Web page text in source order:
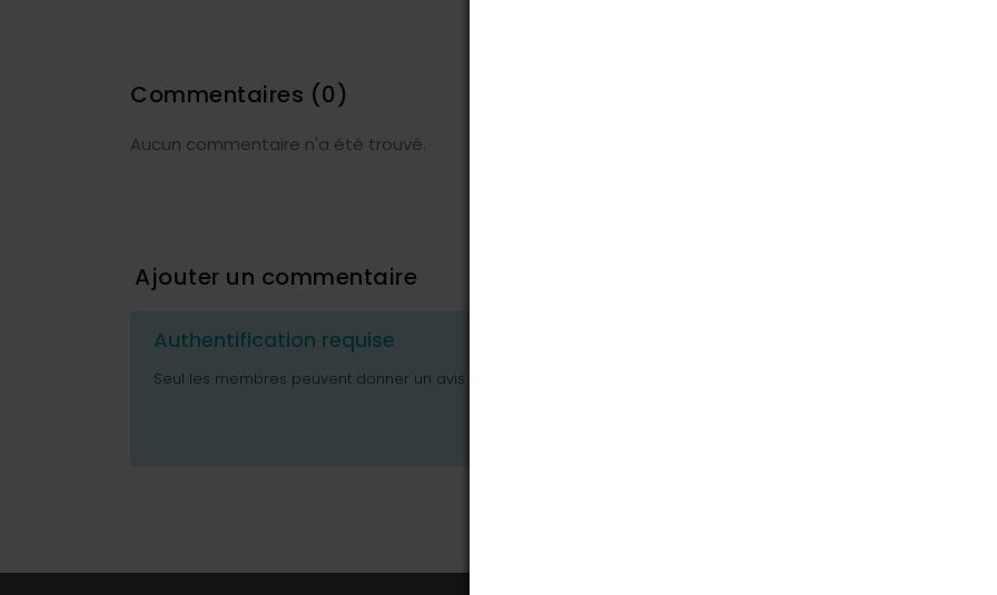
Commentaires (0)
Aucun commentaire n'a été trouvé.
Ajouter un commentaire
Authentification requise
Seul les membres peuvent donner un avis ou poser des questions.